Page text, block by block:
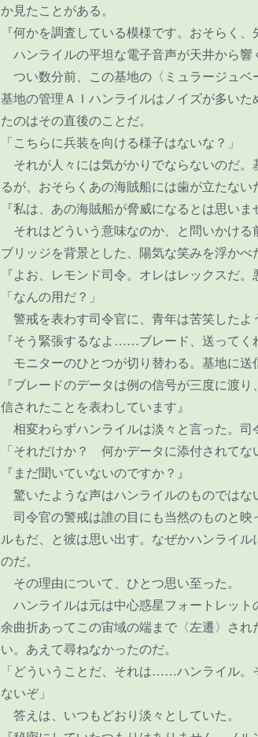
か見たことがある。
『何かを調査している模様です。おそらく
ハンライルの平坦な電子音声が天井から響
つい数分前、この基地の〈ミュラージュベ
基地の管理ＡＩハンライルはノイズが多い
たのはその直後のことだ。
「こちらに兵装を向ける様子はないな？」
それが人々には気がかりでならないのだ。
るが、おそらくあの海賊船には歯が立たない
『私は、あの海賊船が脅威になるとは思いま
それはどういう意味なのか、と問いかける
ブリッジを背景とした、陽気な笑みを浮かべ
『よお、レモンド司令。オレはレックスだ
「なんの用だ？」
警戒を表わす司令官に、青年は苦笑したよ
『そう緊張するなよ ……ブレード、送ってく
モニターのひとつが切り替わる。基地に送
『ブレードのデータは例の信号が三度に渡
信されたことを表わしています』
相変わらずハンライルは淡々と言った。司
「それだけか？ 何かデータに添付されてな
『まだ聞いていないのですか？』
驚いたような声はハンライルのものではな
司令官の警戒は誰の目にも当然のものと
ルもだ、と彼は思い出す。なぜかハンライ
のだ。
その理由について、ひとつ思い至った。
ハンライルは元は中心惑星フォートレット
余曲折あってこの宙域の端まで〈左遷〉さ
い。あえて尋ねなかったのだ。
「どういうことだ、それは……ハンライル。
ないぞ」
答えは、いつもどおり淡々としていた。